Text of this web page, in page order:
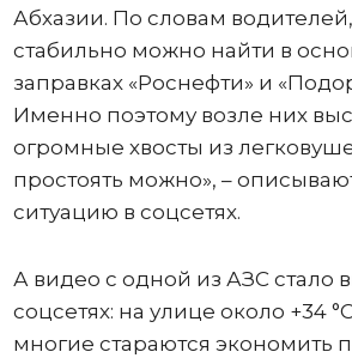
Абхазии. По словам
стабильно можно найти в
заправках «Роснефти» и
Именно поэтому возле них
огромные хвосты из
простоять можно», –
ситуацию в соцсетях.
А видео с одной из АЗС стало
соцсетях: на улице около +34
многие стараются экономить